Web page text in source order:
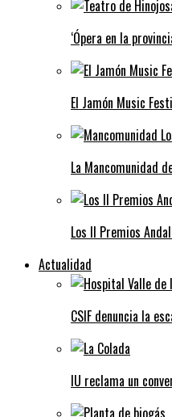
‘Ópera en la
El Jamón Music
La Mancomunidad
Los II Premios
Actualidad
CSIF denuncia la
IU reclama un